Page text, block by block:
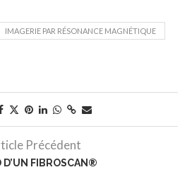
IMAGERIE PAR RÉSONANCE MAGNÉTIQUE
Précédent
D’UN FIBROSCAN®